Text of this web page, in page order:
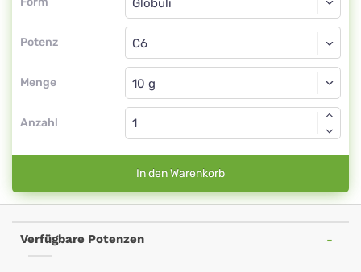
Potenz
Globuli
C6
Menge
Globuli
Anzahl
In den Warenkorb
Verfügbare Potenzen